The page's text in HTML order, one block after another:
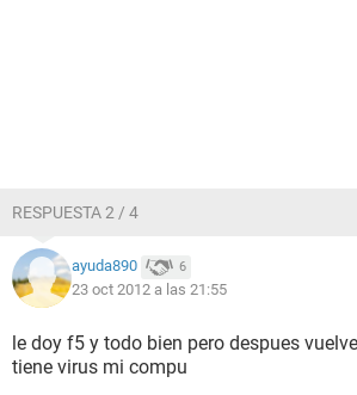
RESPUESTA 2 / 4
ayuda890 6
23 oct 2012 a las 21:55
le doy f5 y todo bien pero despues
tiene virus mi compu